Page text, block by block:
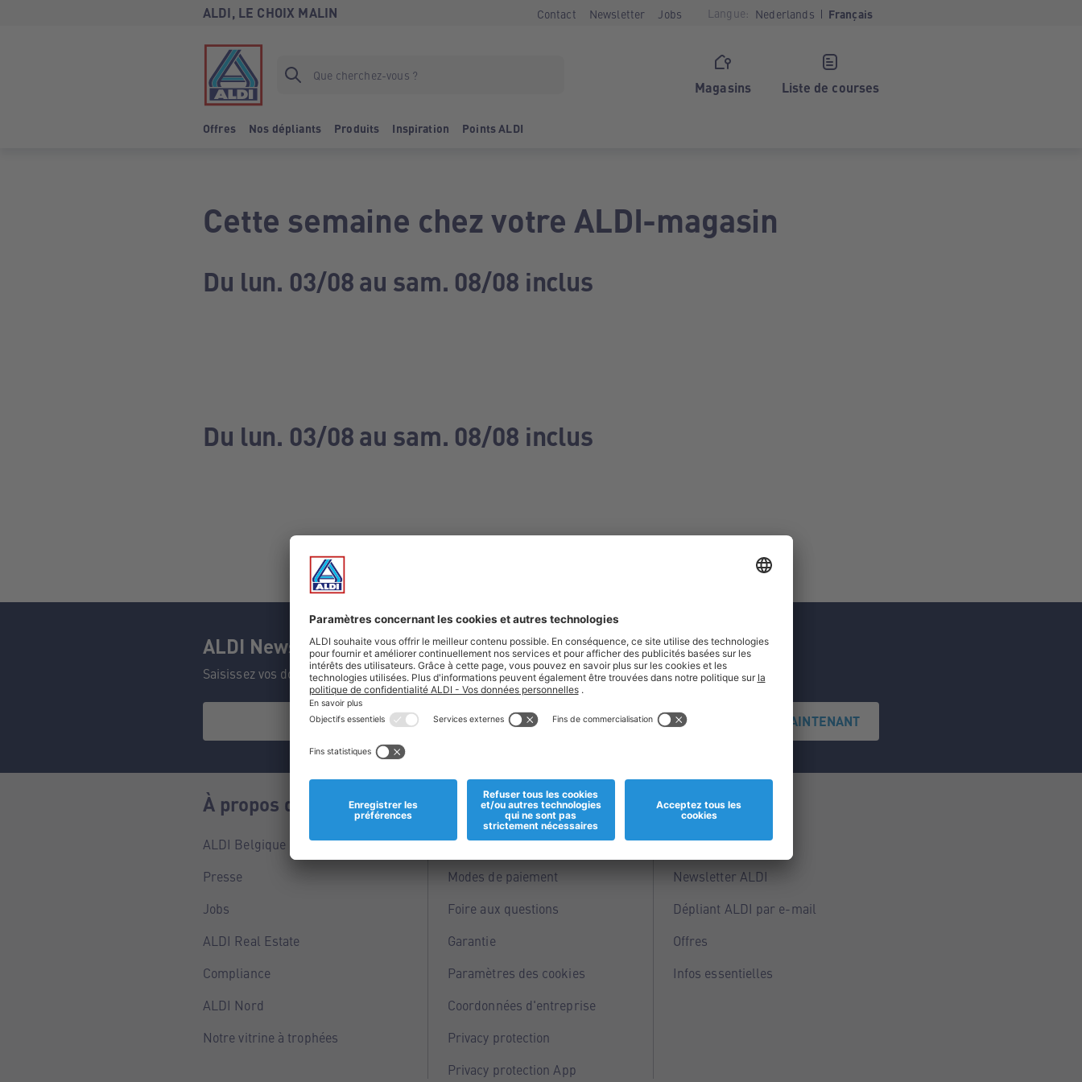
ALDI, LE CHOIX MALIN Contact Newsletter Jobs Langue: Nederlands Français
Magasins Liste de courses
Offres Nos dépliants Produits Inspiration Points ALDI
Cette semaine chez votre ALDI-magasin
Du lun. 03/08 au sam. 08/08 inclus
Du lun. 03/08 au sam. 08/08 inclus
ALDI Newsletter
Saisissez vos données et ne manquez aucune de nos offres.
S'INSCRIRE MAINTENANT
À propos de nous
ALDI Belgique
Presse
Jobs
ALDI Real Estate
Compliance
ALDI Nord
Notre vitrine à trophées
Informations
Magasins
Modes de paiement
Foire aux questions
Garantie
Paramètres des cookies
Coordonnées d'entreprise
Privacy protection
Privacy protection App
Service
Points ALDI
Newsletter ALDI
Dépliant ALDI par e-mail
Offres
Infos essentielles